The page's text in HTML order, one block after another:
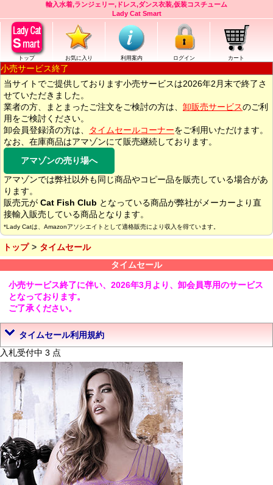
輸入水着,ランジェリー,ドレス,ダンス衣装,仮装コスチューム
Lady Cat Smart
トップ お気に入り 利用案内 ログイン カート
小売サービス終了
当サイトでご提供しております小売サービスは2026年2月末で終了さ
せていただきました。
業者の方、まとまったご注文をご検討の方は、 卸販売サービスのご利
用をご検討ください。
卸会員登録済の方は、
タイムセールコーナーをご利用いただけます。
なお、在庫商品はアマゾンにて販売継続しております。
アマゾンの売り場へ
アマゾンでは弊社以外も同じ商品やコピー品を販売している場合があ
ります。
販売元が Cat Fish Club となっている商品が弊社がメーカーより直
接輸入販売している商品となります。
*Lady Catは、Amazonアソシエイトとして適格販売により収入を得ています。
トップ
タイムセール
タイムセール
小売サービス終了に伴い、2026年3月より、卸会員専用のサービス
となっております。
ご了承ください。
タイムセール利用規約
入札受付中 3 点